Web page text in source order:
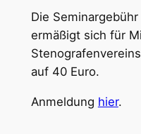
Die
ermäßigt sich für
auf 40 Euro.
Anmeldung hier.